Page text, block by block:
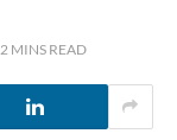
2 MINS READ